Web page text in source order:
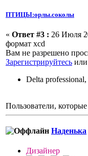
ПТИЦЫ:орлы.соколы
« Ответ #3 : 26 Июля
формат xcd
Вам не разрешено
Зарегистрируйтесь или
Delta
Пользователи,
Наденька
Дизайнер